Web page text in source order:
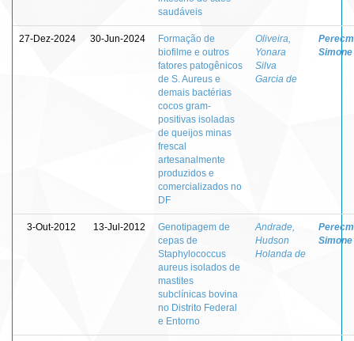
saudáveis
27-Dez-2024 30-Jun-2024
Formação de
biofilme e outros
fatores patogênicos
de S. Aureus e
demais bactérias
cocos gram-
positivas isoladas
de queijos minas
frescal
artesanalmente
produzidos e
comercializados no
DF
Oliveira,
Yonara
Silva
Garcia de
Simone
3-Out-2012 13-Jul-2012
Genotipagem de
cepas de
Staphylococcus
aureus isolados de
mastites
subclínicas bovina
no Distrito Federal
e Entorno
Andrade,
Hudson
Holanda de
Simone